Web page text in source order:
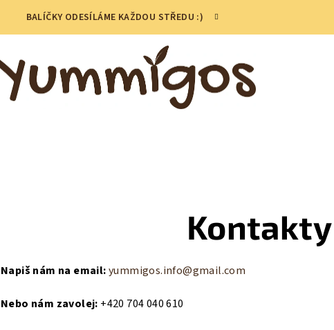
BALÍČKY ODESÍLÁME KAŽDOU STŘEDU :)
Kontakty
Napiš nám na email:yummigos.info@gmail.com
Nebo nám zavolej: +420 704 040 610